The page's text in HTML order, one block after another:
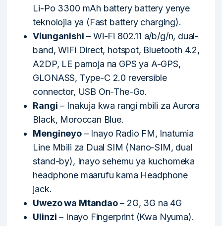
Li-Po 3300 mAh battery battery yenye
teknolojia ya (Fast battery charging).
Viunganishi – Wi-Fi 802.11 a/b/g/n, dual-
band, WiFi Direct, hotspot, Bluetooth 4.2,
A2DP, LE pamoja na GPS ya A-GPS,
GLONASS, Type-C 2.0 reversible
connector, USB On-The-Go.
Rangi – Inakuja kwa rangi mbili za Aurora
Black, Moroccan Blue.
Mengineyo– Inayo Radio FM, Inatumia
Line Mbili za Dual SIM (Nano-SIM, dual
stand-by), Inayo sehemu ya kuchomeka
headphone maarufu kama Headphone
jack.
Uwezo wa Mtandao– 2G, 3G na 4G
Ulinzi – Inayo Fingerprint (Kwa Nyuma).